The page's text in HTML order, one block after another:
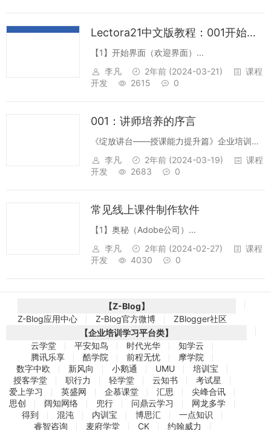
Lectora21中文版教程：001开始界面和文件菜单介绍
【1】开始界面（欢迎界面）...
李凡
2年前 (2024-03-21)
课程
开发
2615 0
001：讲师培养的序言
《绽放讲台——授课能力提升篇》企业培训讲
师培养系列 001 序...
李凡 2年前 (2024-03-19)
课程
开发
2683 0
常见线上课件制作软件
【1】奥秘（Adobe公司）...
李凡
2年前 (2024-02-27)
课程
开发
4030 0
【Z-Blog】
Z-Blog应用中心
Z-Blog官方微博
ZBlogger社区
【企业培训学习平台类】
云学堂
平安知鸟 时代光华
知学云
腾讯乐享
酷学院 前程无忧
摩学院
数字中欧
新风向 小鹅通 UMU
培训宝
授客学堂
职行力 轻学堂 云知书
考试星
爱上学习
英盛网 企慕课堂 汇思
尖峰合讯
思创
阔知网络 兜行 问鼎云学习
网龙多学
得到
混沌 内训宝 博思汇
一点知识
睿智咨询
麦府学堂 CK 约翰威力